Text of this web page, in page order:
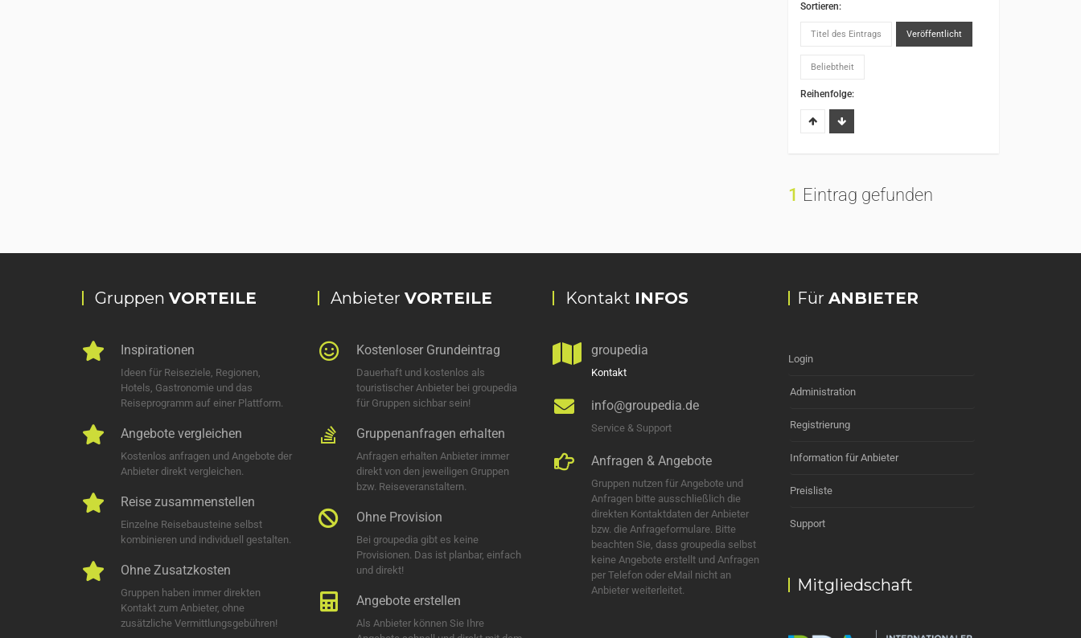
Sortieren:
Titel des Eintrags Veröffentlicht
Beliebtheit
Reihenfolge:
1 Eintrag gefunden
Gruppen VORTEILE
Inspirationen
Ideen für Reiseziele, Regionen,
Hotels, Gastronomie und das
Reiseprogramm auf einer Plattform.
Angebote vergleichen
Kostenlos anfragen und Angebote der
Anbieter direkt vergleichen.
Reise zusammenstellen
Einzelne Reisebausteine selbst
kombinieren und individuell gestalten.
Ohne Zusatzkosten
Gruppen haben immer direkten
Kontakt zum Anbieter, ohne
zusätzliche Vermittlungsgebühren!
Anbieter VORTEILE
Kostenloser Grundeintrag
Dauerhaft und kostenlos als
touristischer Anbieter bei groupedia
für Gruppen sichbar sein!
Gruppenanfragen erhalten
Anfragen erhalten Anbieter immer
direkt von den jeweiligen Gruppen
bzw. Reiseveranstaltern.
Ohne Provision
Bei groupedia gibt es keine
Provisionen. Das ist planbar, einfach
und direkt!
Angebote erstellen
Als Anbieter können Sie Ihre
Kontakt INFOS
groupedia
Kontakt
info@groupedia.de
Service & Support
Anfragen & Angebote
Gruppen nutzen für Angebote und
Anfragen bitte ausschließlich die
direkten Kontaktdaten der Anbieter
bzw. die Anfrageformulare. Bitte
beachten Sie, dass groupedia selbst
keine Angebote erstellt und Anfragen
per Telefon oder eMail nicht an
Anbieter weiterleitet.
Für ANBIETER
Login
Administration
Registrierung
Information für Anbieter
Preisliste
Support
Mitgliedschaft